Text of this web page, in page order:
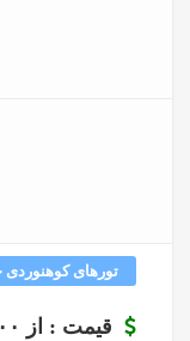
تورهای
قیمت : از ۱۲۰۰دلار +بلیط هواپیما